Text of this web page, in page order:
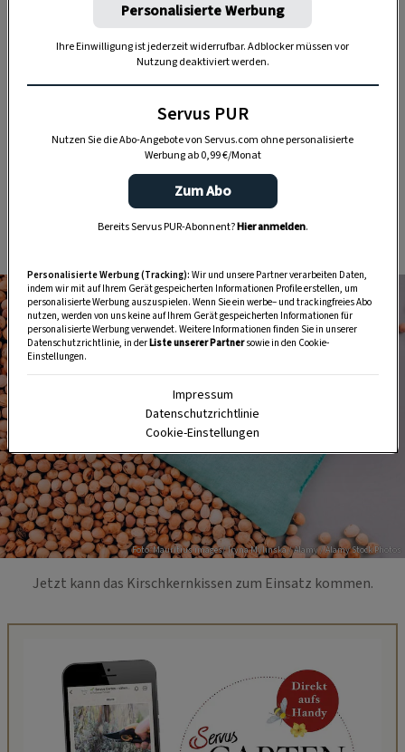
Fruchtfleischreste, die bereits eingetrocknet
sind, lassen sich so entfernen: Kerne in einen
kleinen Wäschesack geben und auf der
Tischplatte kräftig hin und her rollen, bis sich
die Verunreinigungen gelöst haben.
Etwa 300–400 g der sauberen, völlig trockenen
Kerne in ein Leinen- oder Baumwollsäckchen
geben und zunähen oder mit einem Band fest
verschließen – fertig.
Foto: Mauritius images/ Iryna Mylinska / Alamy / Alamy Stock Photos
Jetzt kann das Kirschkernkissen zum Einsatz kommen.
Personalisierte Werbung
Ihre Einwilligung ist jederzeit widerrufbar. Adblocker müssen vor
Nutzung deaktiviert werden.
Servus PUR
Nutzen Sie die Abo-Angebote von Servus.com ohne personalisierte
Werbung ab 0,99 €/Monat
Zum Abo
Bereits Servus PUR-Abonnent?Hier anmelden.
Personalisierte Werbung (Tracking): Wir und unsere Partner verarbeiten Daten,
indem wir mit auf Ihrem Gerät gespeicherten Informationen Profile erstellen, um
personalisierte Werbung auszuspielen. Wenn Sie ein werbe– und trackingfreies Abo
nutzen, werden von uns keine auf Ihrem Gerät gespeicherten Informationen für
personalisierte Werbung verwendet. Weitere Informationen finden Sie in unserer
Datenschutzrichtlinie, in derListe unserer Partnersowie in den Cookie-
Einstellungen.
Impressum
Datenschutzrichtlinie
Cookie-Einstellungen